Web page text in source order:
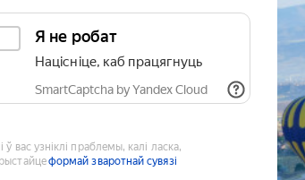
Я не робат
Націсніце, каб працягнуць
SmartCaptcha by Yandex Cloud
ў вас узніклі праблемы, калі ласка,
формай зваротнай сувязі